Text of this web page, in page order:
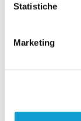
Statistiche
Marketing